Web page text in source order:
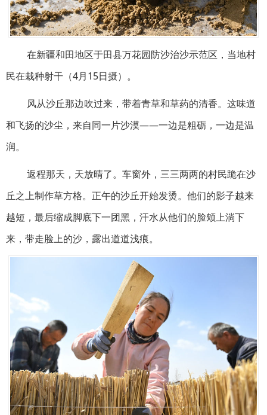
在新疆和田地区于田县万花园防沙治沙示范区，当地村
民在栽种射干（4月15日摄）。
风从沙丘那边吹过来，带着青草和草药的清香。这味道
和飞扬的沙尘，来自同一片沙漠——一边是粗砺，一边是温
润。
返程那天，天放晴了。车窗外，三三两两的村民跪在沙
丘之上制作草方格。正午的沙丘开始发烫。他们的影子越来
越短，最后缩成脚底下一团黑，汗水从他们的脸颊上淌下
来，带走脸上的沙，露出道道浅痕。